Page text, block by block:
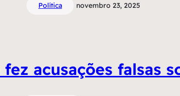
Política novembro 23, 2025
acusações falsas